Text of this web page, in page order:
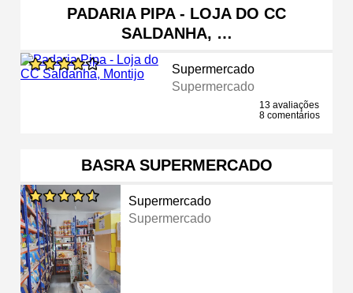
PADARIA PIPA - LOJA DO CC
SALDANHA, …
Supermercado
Supermercado
13 avaliações
8 comentários
BASRA SUPERMERCADO
Supermercado
Supermercado